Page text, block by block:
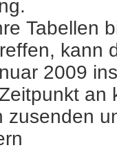
Tabellen
kann
2009
an
zusenden